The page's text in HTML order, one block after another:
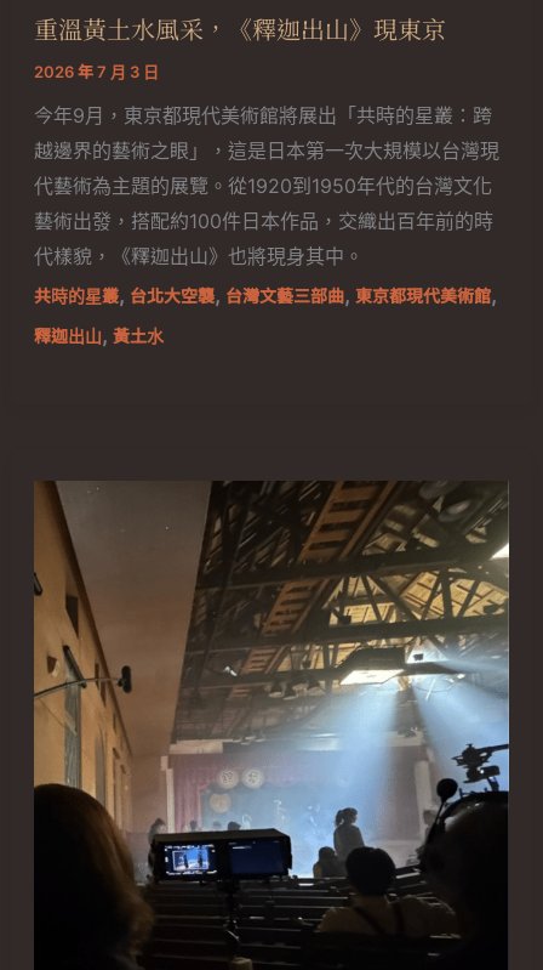
重溫黃土水風采，《釋迦出山》現東京
2026 年 7 月 3 日
今年9月，東京都現代美術館將展出「共時的星叢：跨
越邊界的藝術之眼」，這是日本第一次大規模以台灣現
代藝術為主題的展覽。從1920到1950年代的台灣文化
藝術出發，搭配約100件日本作品，交織出百年前的時
代樣貌，《釋迦出山》也將現身其中。
共時的星叢, 台北大空襲, 台灣文藝三部曲, 東京都現代美術館,
釋迦出山, 黃土水